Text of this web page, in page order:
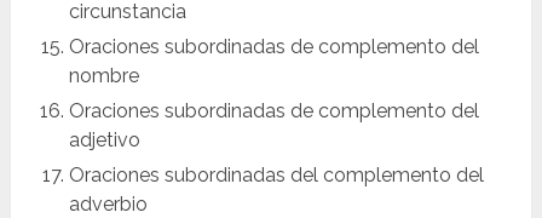
circunstancia
Oraciones subordinadas de complemento del
nombre
Oraciones subordinadas de complemento del
adjetivo
Oraciones subordinadas del complemento del
adverbio